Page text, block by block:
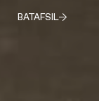
BATAFSIL